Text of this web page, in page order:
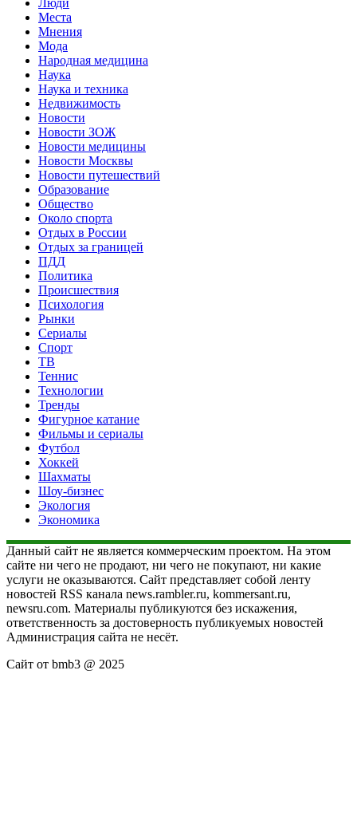
Места
Мнения
Мода
Народная медицина
Наука
Наука и техника
Недвижимость
Новости
Новости ЗОЖ
Новости медицины
Новости Москвы
Новости путешествий
Образование
Общество
Около спорта
Отдых в России
Отдых за границей
ПДД
Политика
Происшествия
Психология
Рынки
Сериалы
Спорт
ТВ
Теннис
Технологии
Тренды
Фигурное катание
Фильмы и сериалы
Футбол
Хоккей
Шахматы
Шоу-бизнес
Экология
Экономика
Данный сайт не является коммерческим проектом. На этом
сайте ни чего не продают, ни чего не покупают, ни какие
услуги не оказываются. Сайт представляет собой ленту
новостей RSS канала news.rambler.ru, kommersant.ru,
newsru.com. Материалы публикуются без искажения,
ответственность за достоверность публикуемых новостей
Администрация сайта не несёт.
Сайт от bmb3 @ 2025